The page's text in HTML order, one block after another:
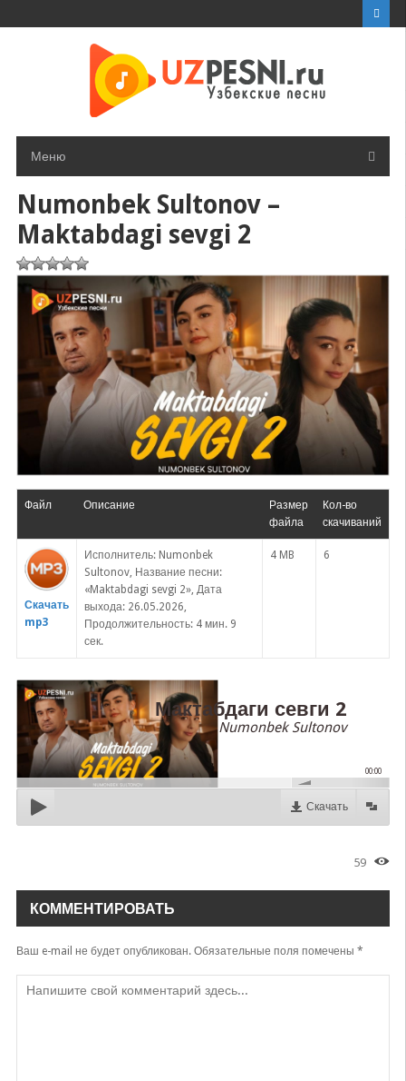
Меню
Numonbek Sultonov –
Maktabdagi sevgi 2
Файл Описание
Размер
файла
Кол-во
скачиваний
Скачать
mp3
Исполнитель: Numonbek
Sultonov, Название песни:
«Maktabdagi sevgi 2», Дата
выхода: 26.05.2026,
Продолжительность: 4 мин. 9
сек.
4 MB 6
Мактабдаги севги 2
Numonbek Sultonov
00:00
Скачать
59
КОММЕНТИРОВАТЬ
Ваш e-mail не будет опубликован.Обязательные поля помечены *